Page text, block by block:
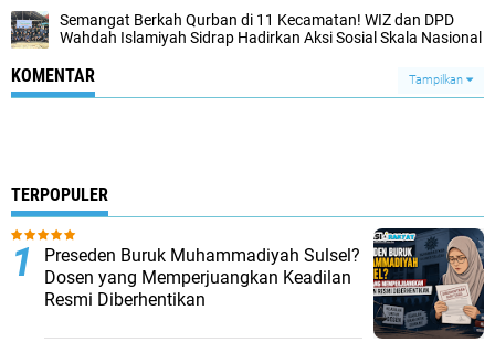
Semangat Berkah Qurban di 11 Kecamatan! WIZ dan DPD
Wahdah Islamiyah Sidrap Hadirkan Aksi Sosial Skala Nasional
KOMENTAR Tampilkan
TERPOPULER
Preseden Buruk Muhammadiyah Sulsel?
Dosen yang Memperjuangkan Keadilan
Resmi Diberhentikan